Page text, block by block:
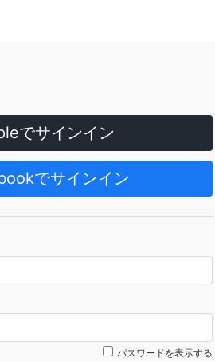
でサインイン
でサインイン
パスワードを表示する